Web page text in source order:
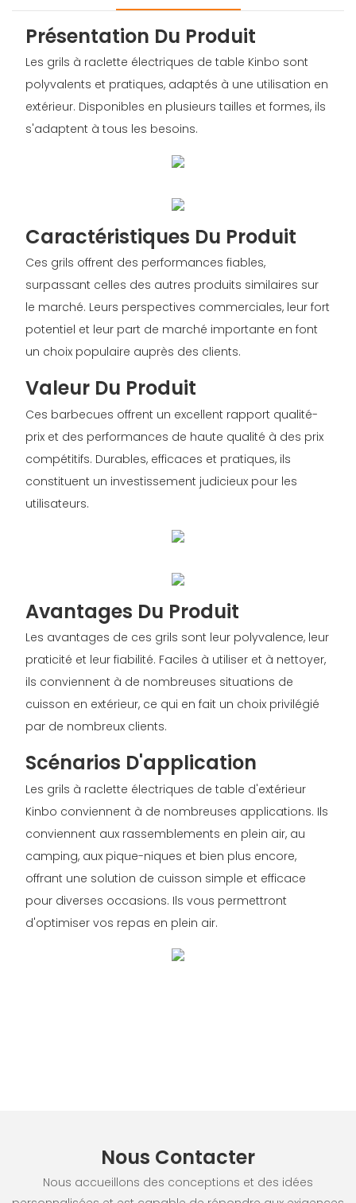
Présentation Du Produit
Les grils à raclette électriques de table Kinbo sont
polyvalents et pratiques, adaptés à une utilisation en
extérieur. Disponibles en plusieurs tailles et formes, ils
s'adaptent à tous les besoins.
Caractéristiques Du Produit
Ces grils offrent des performances fiables,
surpassant celles des autres produits similaires sur
le marché. Leurs perspectives commerciales, leur fort
potentiel et leur part de marché importante en font
un choix populaire auprès des clients.
Valeur Du Produit
Ces barbecues offrent un excellent rapport qualité-
prix et des performances de haute qualité à des prix
compétitifs. Durables, efficaces et pratiques, ils
constituent un investissement judicieux pour les
utilisateurs.
Avantages Du Produit
Les avantages de ces grils sont leur polyvalence, leur
praticité et leur fiabilité. Faciles à utiliser et à nettoyer,
ils conviennent à de nombreuses situations de
cuisson en extérieur, ce qui en fait un choix privilégié
par de nombreux clients.
Scénarios D'application
Les grils à raclette électriques de table d'extérieur
Kinbo conviennent à de nombreuses applications. Ils
conviennent aux rassemblements en plein air, au
camping, aux pique-niques et bien plus encore,
offrant une solution de cuisson simple et efficace
pour diverses occasions. Ils vous permettront
d'optimiser vos repas en plein air.
Nous Contacter
Nous accueillons des conceptions et des idées